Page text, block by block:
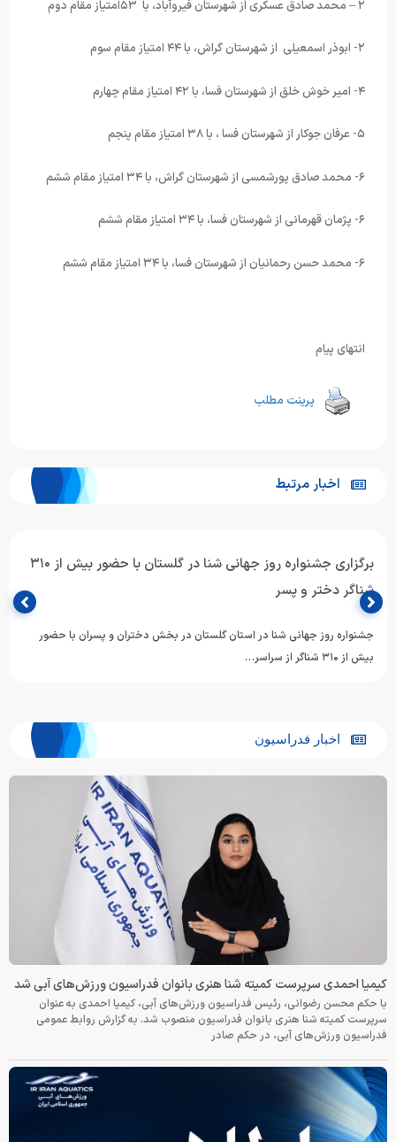
۲ – محمد صادق عسکری از شهرستان فیروآباد، با ۵۳امتیاز مقام دوم
۲- ابوذر اسمعیلی از شهرستان گراش، با ۴۴ امتیاز مقام سوم
۴- امیر خوش خلق از شهرستان فسا، با ۴۲ امتیاز مقام چهارم
۵- عرفان جوکار از شهرستان فسا ، با ۳۸ امتیاز مقام پنجم
۶- محمد صادق پورشمسی از شهرستان گراش، با ۳۴ امتیاز مقام ششم
۶- پژمان قهرمانی از شهرستان فسا، با ۳۴ امتیاز مقام ششم
۶- محمد حسن رحمانیان از شهرستان فسا، با ۳۴ امتیاز مقام ششم
انتهای پیام
پرینت مطلب
اخبار مرتبط
برگزاری جشنواره روز جهانی شنا در گلستان با حضور بیش از ۳۱۰
شناگر دختر و پسر
جشنواره روز جهانی شنا در استان گلستان در بخش دختران و پسران با حضور
بیش از ۳۱۰ شناگر از سراسر…
اخبار فدراسیون
کیمیا احمدی سرپرست کمیته شنا هنری بانوان فدراسیون ورزش‌های آبی شد
با حکم محسن رضوانی، رئیس فدراسیون ورزش‌های آبی، کیمیا احمدی به عنوان
سرپرست کمیته شنا هنری بانوان فدراسیون منصوب شد. به گزارش روابط عمومی
فدراسیون ورزش‌های آبی، در حکم صادر